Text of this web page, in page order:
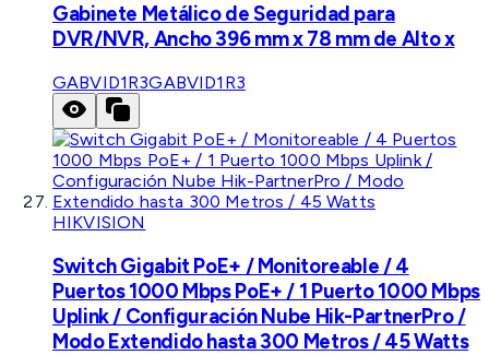
Gabinete Metálico de Seguridad para
DVR/NVR, Ancho 396 mm x 78 mm de Alto x
GABVID1R3GABVID1R3
HIKVISION
Switch Gigabit PoE+ / Monitoreable / 4
Puertos 1000 Mbps PoE+ / 1 Puerto 1000 Mbps
Uplink / Configuración Nube Hik-PartnerPro /
Modo Extendido hasta 300 Metros / 45 Watts